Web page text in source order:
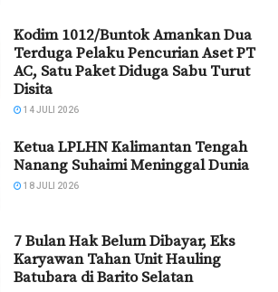
Kodim 1012/Buntok Amankan Dua
Terduga Pelaku Pencurian Aset PT
AC, Satu Paket Diduga Sabu Turut
Disita
14 JULI 2026
Ketua LPLHN Kalimantan Tengah
Nanang Suhaimi Meninggal Dunia
18 JULI 2026
7 Bulan Hak Belum Dibayar, Eks
Karyawan Tahan Unit Hauling
Batubara di Barito Selatan